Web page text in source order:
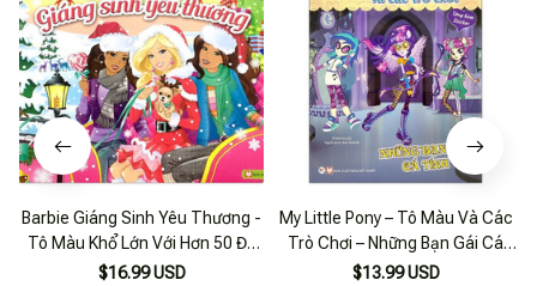
Barbie Giáng Sinh Yêu Thương -
Tô Màu Khổ Lớn Với Hơn 50 Đề
Can
$16.99 USD
My Little Pony – Tô Màu Và Các
Trò Chơi – Những Bạn Gái Cá
Tính
$13.99 USD